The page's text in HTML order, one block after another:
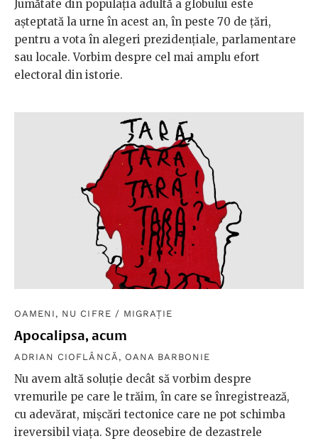
Jumătate din populația adultă a globului este
așteptată la urne în acest an, în peste 70 de țări,
pentru a vota în alegeri prezidențiale, parlamentare
sau locale. Vorbim despre cel mai amplu efort
electoral din istorie.
OAMENI, NU CIFRE / MIGRAȚIE
Apocalipsa, acum
ADRIAN CIOFLÂNCĂ , OANA BARBONIE
Nu avem altă soluție decât să vorbim despre
vremurile pe care le trăim, în care se înregistrează,
cu adevărat, mișcări tectonice care ne pot schimba
ireversibil viața. Spre deosebire de dezastrele